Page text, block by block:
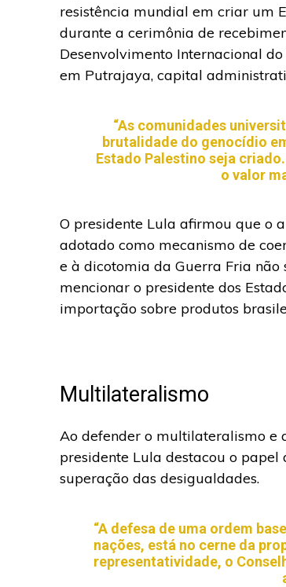
resistência mundial em criar um
durante a cerimônia de
Desenvolvimento Internacional
em Putrajaya, capital
“As comunidades
brutalidade do genocídio
Estado Palestino seja
o valor
O presidente Lula afirmou que o
adotado como mecanismo de
e à dicotomia da Guerra Fria não
mencionar o presidente dos
importação sobre produtos
Multilateralismo
Ao defender o multilateralismo e
presidente Lula destacou o
superação das desigualdades.
“A defesa de uma ordem
nações, está no cerne da
representatividade, o